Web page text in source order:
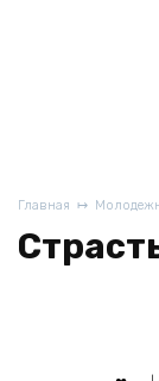
Главная